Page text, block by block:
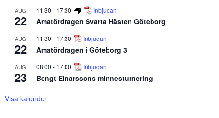
AUG
22
11:30 - 17:30 Inbjudan
Amatördragen Svarta Hästen Göteborg
AUG
22
11:30 - 17:30 Inbjudan
Amatördragen i Göteborg 3
AUG
23
08:00 - 17:00 Inbjudan
Bengt Einarssons minnesturnering
Visa kalender